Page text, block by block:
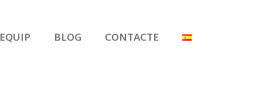
EQUIP BLOG CONTACTE